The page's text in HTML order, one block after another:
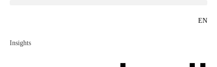
EN
Insights